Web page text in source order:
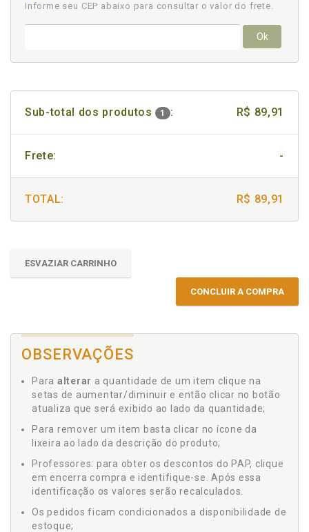
Informe seu CEP abaixo para consultar o valor do frete.
Ok
Sub-total dos produtos 1 : R$ 89,91
Frete: -
TOTAL: R$ 89,91
ESVAZIAR CARRINHO
CONCLUIR A COMPRA
OBSERVAÇÕES
Para alterar a quantidade de um item clique na
setas de aumentar/diminuir e então clicar no botão
atualiza que será exibido ao lado da quantidade;
Para remover um item basta clicar no ícone da
lixeira ao lado da descrição do produto;
Professores: para obter os descontos do PAP, clique
em encerra compra e identifique-se. Após essa
identificação os valores serão recalculados.
Os pedidos ficam condicionados a disponibilidade de
estoque;